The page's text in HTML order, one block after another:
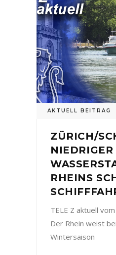
AKTUELL BEITRAG
ZÜRICH/
NIEDRIGER
RHEINS
TELE Z aktuell
Der Rhein weist
Wintersaison